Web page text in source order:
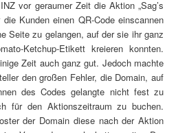
vor geraumer Zeit die Aktion „Sag’s
Kunden einen QR-Code einscannen
Seite zu gelangen, auf der sie ihr ganz
Ketchup-Etikett kreieren konnten.
Zeit auch ganz gut. Jedoch machte
den großen Fehler, die Domain, auf
des Codes gelangte nicht fest zu
für den Aktionszeitraum zu buchen.
der Domain diese nach der Aktion